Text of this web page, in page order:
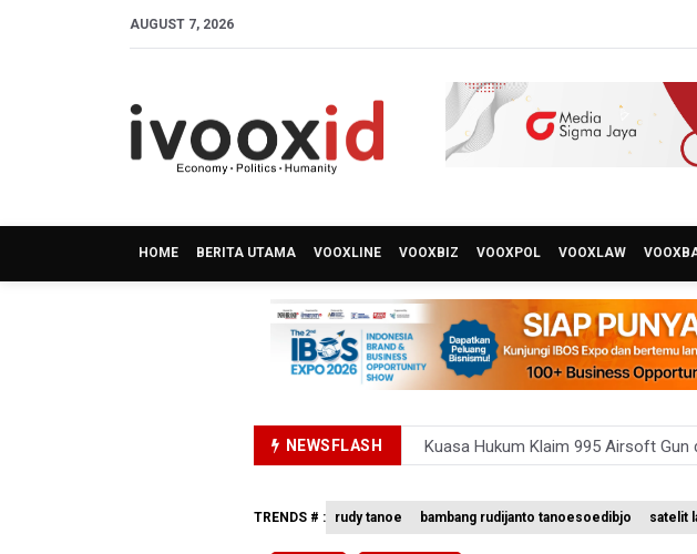
AUGUST 7, 2026
HOME BERITA UTAMA VOOXLINE VOOXBIZ VOOXPOL VOOXLAW
NEWSFLASH
Kuasa Hukum Klaim 995 Airsoft Gun
Sri Mulyani Indrawati Kembali ke
TRENDS # : rudy tanoe bambang rudijanto tanoesoedibjo satelit